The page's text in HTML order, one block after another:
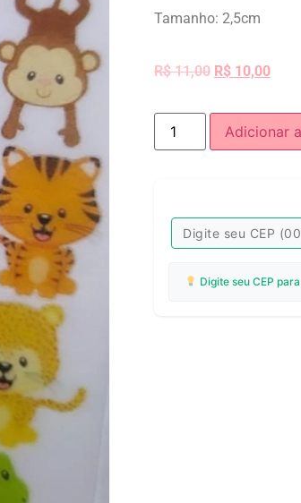
Tamanho: 2,5cm
R$11,00 R$ 10,00
Adicionar
Digite seu CEP